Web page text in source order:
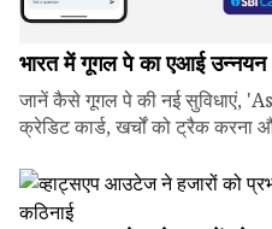
भारत में गूगल पे का एआई उन्नयन
जानें कैसे गूगल पे की नई सुविधाएं,
क्रेडिट कार्ड, खर्चों को ट्रैक करना